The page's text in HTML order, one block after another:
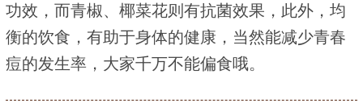
功效，而青椒、椰菜花则有抗菌效果，此外，均
衡的饮食，有助于身体的健康，当然能减少青春
痘的发生率，大家千万不能偏食哦。